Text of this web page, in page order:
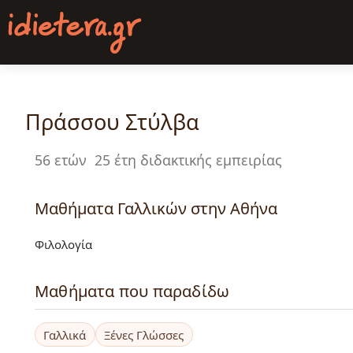
Παράκαμψη
προς
κυρίως
Πράσσου Στύλβα
56 ετών 25 έτη διδακτικής εμπειρίας
Μαθήματα Γαλλικών στην Αθήνα
Φιλολογία
Μαθήματα που παραδίδω
Γαλλικά Ξένες Γλώσσες